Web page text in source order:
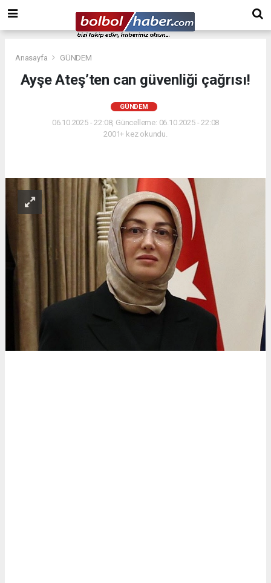
Anasayfa GÜNDEM
Ayşe Ateş’ten can güvenliği çağrısı!
GÜNDEM
06.10.2025 - 22:08, Güncelleme: 06.10.2025 - 22:08
2001+ kez okundu.